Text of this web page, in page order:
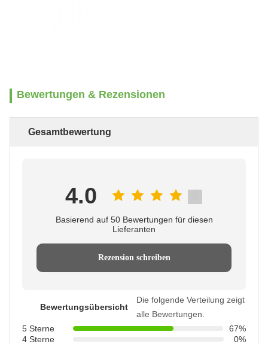
Bewertungen & Rezensionen
Gesamtbewertung
4.0
Basierend auf 50 Bewertungen für diesen
Lieferanten
Rezension schreiben
Bewertungsübersicht
Die folgende Verteilung zeigt
alle Bewertungen.
5 Sterne
67%
4 Sterne
0%